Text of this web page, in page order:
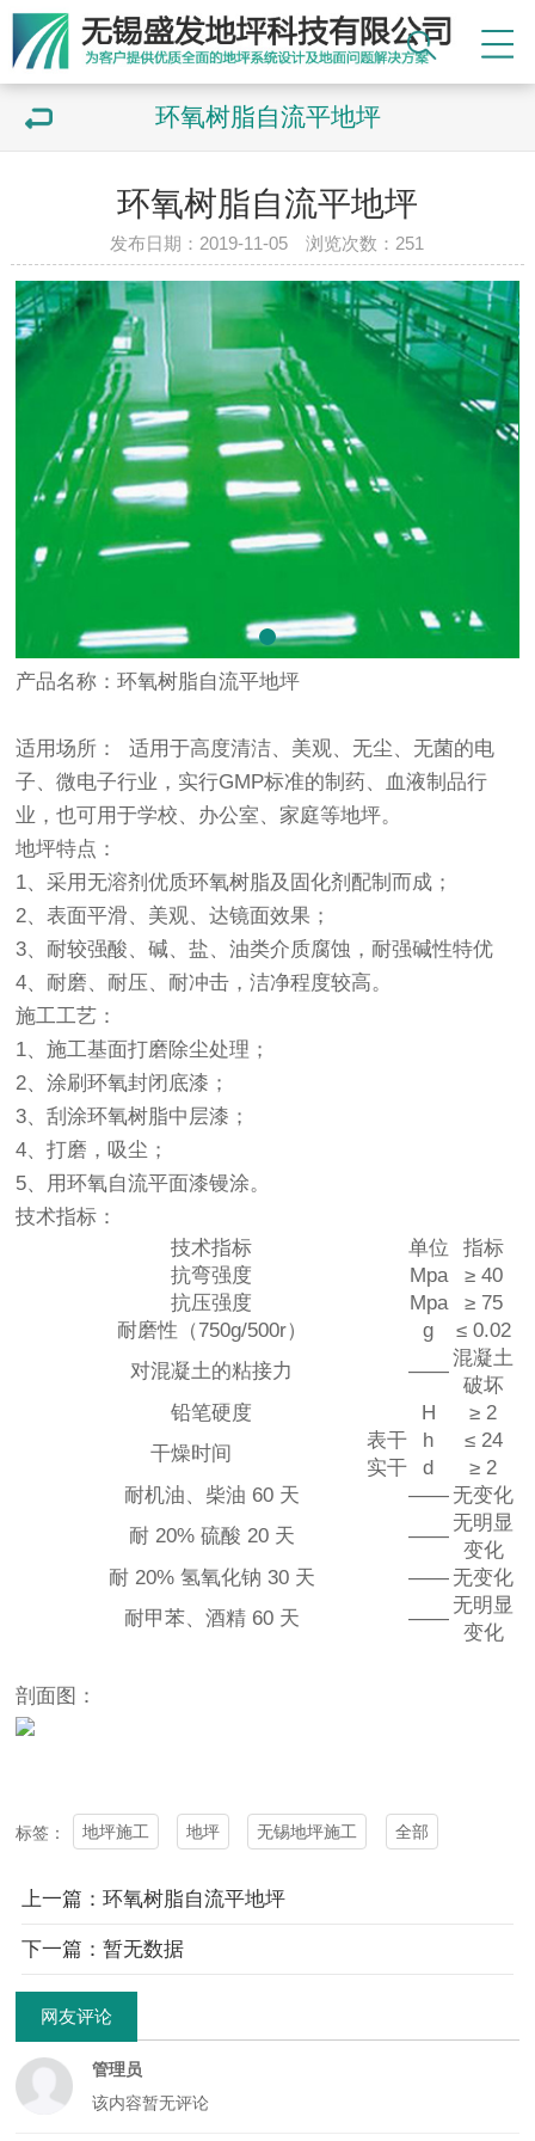
环氧树脂自流平地坪
环氧树脂自流平地坪
发布日期：2019-11-05 浏览次数： 251
产品名称：环氧树脂自流平地坪
适用场所： 适用于高度清洁、美观、无尘、无菌的电
子、微电子行业，实行GMP标准的制药、血液制品行
业，也可用于学校、办公室、家庭等地坪。
地坪特点：
1、采用无溶剂优质环氧树脂及固化剂配制而成；
2、表面平滑、美观、达镜面效果；
3、耐较强酸、碱、盐、油类介质腐蚀，耐强碱性特优
4、耐磨、耐压、耐冲击，洁净程度较高。
施工工艺：
1、施工基面打磨除尘处理；
2、涂刷环氧封闭底漆；
3、刮涂环氧树脂中层漆；
4、打磨，吸尘；
5、用环氧自流平面漆镘涂。
技术指标：
技术指标
单位
指标
抗弯强度
Mpa
≥ 40
抗压强度
Mpa
≥ 75
耐磨性（750g/500r）
g
≤ 0.02
对混凝土的粘接力
——
混凝土
破坏
铅笔硬度
H
≥ 2
干燥时间
表干 h
≤ 24
实干
d
≥ 2
耐机油、柴油 60 天
—— 无变化
耐 20% 硫酸 20 天
——
无明显
变化
耐 20% 氢氧化钠 30 天
—— 无变化
耐甲苯、酒精 60 天
——
无明显
变化
剖面图：
标签： 地坪施工 地坪 无锡地坪施工 全部
上一篇：环氧树脂自流平地坪
下一篇：暂无数据
网友评论
管理员
该内容暂无评论